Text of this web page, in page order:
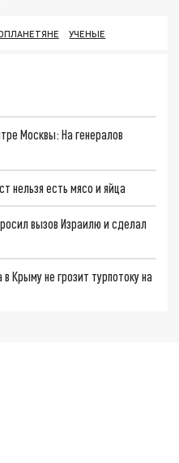
УЧЕНЫЕ
Москвы: На генералов
нельзя есть мясо и яйца
вызов Израилю и сделал
Крыму не грозит турпотоку на